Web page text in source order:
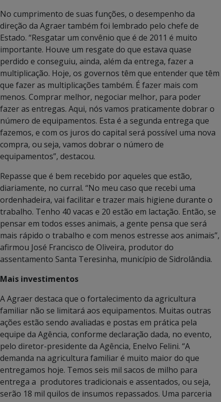
No cumprimento de suas funções, o desempenho da
direção da Agraer também foi lembrado pelo chefe de
Estado. “Resgatar um convênio que é de 2011 é muito
importante. Houve um resgate do que estava quase
perdido e conseguiu, ainda, além da entrega, fazer a
multiplicação. Hoje, os governos têm que entender que têm
que fazer as multiplicações também. É fazer mais com
menos. Comprar melhor, negociar melhor, para poder
fazer as entregas. Aqui, nós vamos praticamente dobrar o
número de equipamentos. Esta é a segunda entrega que
fazemos, e com os juros do capital será possível uma nova
compra, ou seja, vamos dobrar o número de
equipamentos”, destacou.
Repasse que é bem recebido por aqueles que estão,
diariamente, no curral. “No meu caso que recebi uma
ordenhadeira, vai facilitar e trazer mais higiene durante o
trabalho. Tenho 40 vacas e 20 estão em lactação. Então, se
pensar em todos esses animais, a gente pensa que será
mais rápido o trabalho e com menos estresse aos animais”,
afirmou José Francisco de Oliveira, produtor do
assentamento Santa Teresinha, município de Sidrolândia.
Mais investimentos
A Agraer destaca que o fortalecimento da agricultura
familiar não se limitará aos equipamentos. Muitas outras
ações estão sendo avaliadas e postas em prática pela
equipe da Agência, conforme declaração dada, no evento,
pelo diretor-presidente da Agência, Enelvo Felini. “A
demanda na agricultura familiar é muito maior do que
entregamos hoje. Temos seis mil sacos de milho para
entrega a produtores tradicionais e assentados, ou seja,
serão 18 mil quilos de insumos repassados. Uma parceria